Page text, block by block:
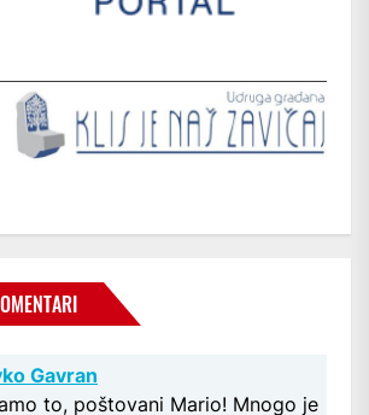
Gavran
to, poštovani Mario! Mnogo je